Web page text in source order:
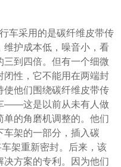
车采用的是碳纤维皮带传
维护成本低，噪音小，看
三到四倍。但有一个细微
闭性，它不能用在两端封
使他们围绕碳纤维皮带传
——这是以前从未有人做
的角磨机调整的。他们
车架的一部分，插入碳
架重新密封。后来，该
决方案的专利。因为他们